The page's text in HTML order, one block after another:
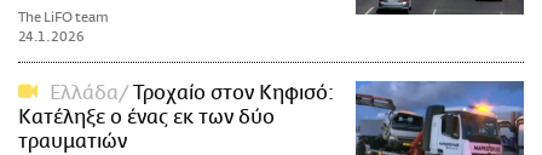
The LiFO team
24.1.2026
Ελλάδα
Τροχαίο στον Κηφισό:
Κατέληξε ο ένας εκ των δύο
τραυματιών